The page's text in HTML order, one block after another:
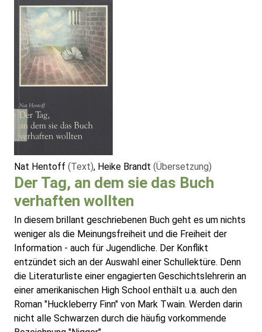
Nat Hentoff (Text), Heike Brandt (Übersetzung)
Der Tag, an dem sie das Buch
verhaften wollten
In diesem brillant geschriebenen Buch geht es um nichts
weniger als die Meinungsfreiheit und die Freiheit der
Information - auch für Jugendliche. Der Konflikt
entzündet sich an der Auswahl einer Schullektüre. Denn
die Literaturliste einer engagierten Geschichtslehrerin an
einer amerikanischen High School enthält u.a. auch den
Roman "Huckleberry Finn" von Mark Twain. Werden darin
nicht alle Schwarzen durch die häufig vorkommende